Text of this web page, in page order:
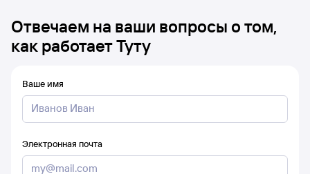
Отвечаем на ваши вопросы о том,
как работает Туту
Ваше имя
Электронная почта